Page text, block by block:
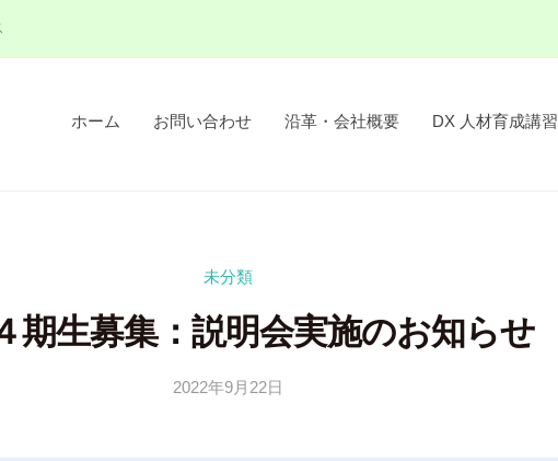
ホーム お問い合わせ 沿革・会社概要 DX 人材育成講習​
未分類
期生募集：説明会実施のお知らせ
2022年9月22日